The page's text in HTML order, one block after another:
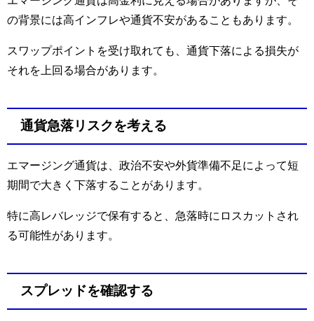
の背景には高インフレや通貨不安があることもあります。
スワップポイントを受け取れても、通貨下落による損失が
それを上回る場合があります。
通貨急落リスクを考える
エマージング通貨は、政治不安や外貨準備不足によって短
期間で大きく下落することがあります。
特に高レバレッジで保有すると、急落時にロスカットされ
る可能性があります。
スプレッドを確認する